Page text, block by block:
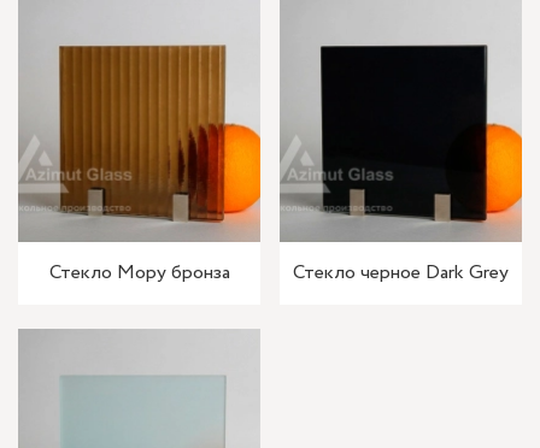
Стекло Мору бронза Стекло черное Dark Grey